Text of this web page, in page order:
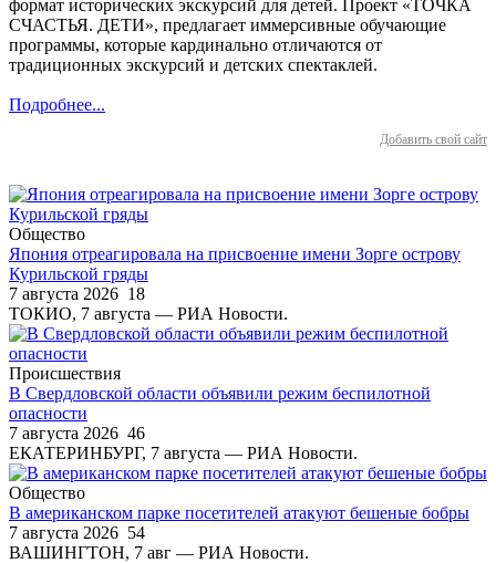
формат исторических экскурсий для детей. Проект «ТОЧКА
СЧАСТЬЯ. ДЕТИ», предлагает иммерсивные обучающие
программы, которые кардинально отличаются от
традиционных экскурсий и детских спектаклей.
Подробнее...
Добавить свой сайт
Общество
Япония отреагировала на присвоение имени Зорге острову
Курильской гряды
7 августа 2026 18
ТОКИО, 7 августа — РИА Новости.
Происшествия
В Свердловской области объявили режим беспилотной
опасности
7 августа 2026 46
ЕКАТЕРИНБУРГ, 7 августа — РИА Новости.
Общество
В американском парке посетителей атакуют бешеные бобры
7 августа 2026 54
ВАШИНГТОН, 7 авг — РИА Новости.